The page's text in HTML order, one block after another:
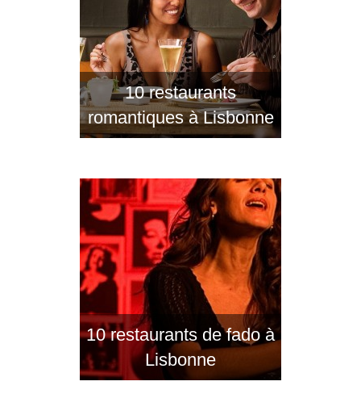
10 restaurants
romantiques à Lisbonne
10 restaurants de fado à
Lisbonne